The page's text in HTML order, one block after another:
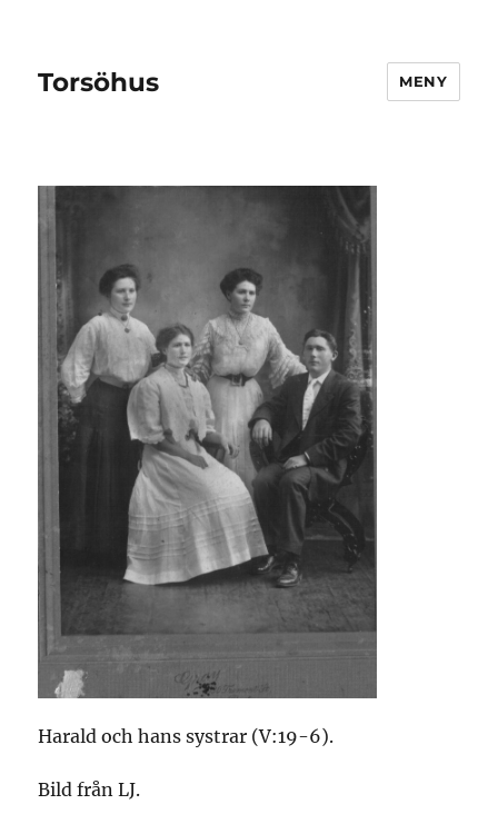
Torsöhus MENY
Harald och hans systrar (V:19-6).
Bild från LJ.